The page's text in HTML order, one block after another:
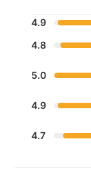
4.9
4.8
5.0
4.9
4.7